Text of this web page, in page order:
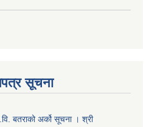
सूचना
बतराको अर्को सूचना । श्री